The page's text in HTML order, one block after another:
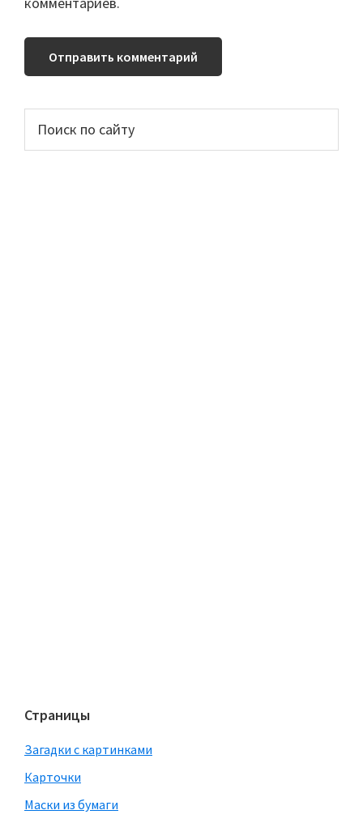
Основной
сайдбар
Страницы
Загадки с картинками
Карточки
Маски из бумаги